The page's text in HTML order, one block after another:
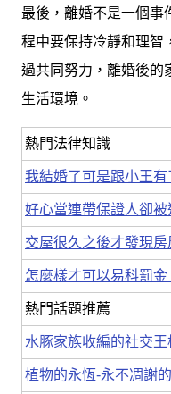
最後，離婚不是一個事
程中要保持冷靜和理智
過共同努力，離婚後的
生活環境。
熱門法律知識
我結婚了可是跟小王
好心當連帶保證人卻
交屋很久之後才發現
怎麼樣才可以易科罰金
熱門話題推薦
水豚家族收編的社交
植物的永恆-永不凋謝